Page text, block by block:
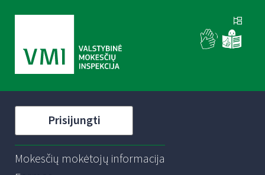
Prisijungti
Mokesčių mokėtojų informacija